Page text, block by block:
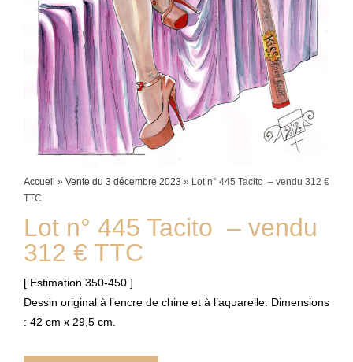
Accueil » Vente du 3 décembre 2023 » Lot n° 445 Tacito – vendu 312 €
TTC
Lot n° 445 Tacito – vendu
312 € TTC
[ Estimation 350-450 ]
Dessin original à l’encre de chine et à l’aquarelle. Dimensions
: 42 cm x 29,5 cm.